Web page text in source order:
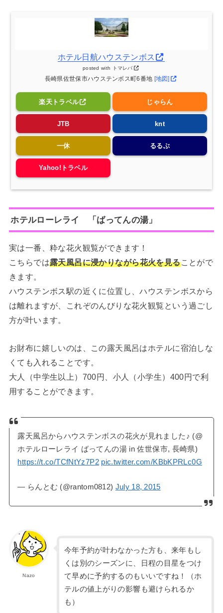
ホテル日航ハウステンボス
posted with トマレバ
長崎県佐世保市ハウステンボス町6番地 [地図]
楽天トラベル じゃらん
JTB knt
一休 るるぶ
Yahoo!トラベル
ホテルローレライ 「ばってんの湯」
実は一番、粋な花火観覧ができます！
こちらでは露天風呂に浸かりながら花火を見ることがで
きます。
ハウステンボス駅の近くに位置し、ハウステンボスから
は離れますが、これぞのんびりな花火観覧という過ごし
方が叶います。
お財布に嬉しいのは、この露天風呂はホテルに宿泊しな
くても入れることです。
大人（中学生以上）700円、小人（小学生）400円で利
用することができます。
露天風呂からハウステンボスの花火が見れました♪ (@
ホテルローレライ ばってんの湯 in 佐世保市, 長崎県)
https://t.co/TCfNtYz7P2 pic.twitter.com/KBbKPRLc0G
— らんとむ (@rantom0812) July 18, 2015
Nazo
今年予約が叶わなかった方も、来年もし
くは別のシーズンに、日程の目星をつけ
て早めに予約するのもいいですね！（ホ
テルの値上がりの影響も避けられるか
も）